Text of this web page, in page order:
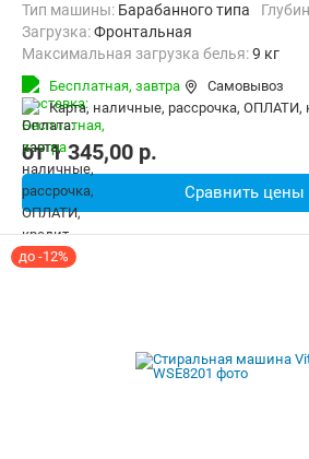
Тип машины: Барабанного типа
загрузка:Фронтальная
Максимальная загрузка белья:9 кг
Количество программ:
Сушка:Есть Материал бака:
Дополнительные функции:
Безопасность:Защита от детей,
Ширина:59.5 см
Бесплатная, завтра
Самовывоз
карта, наличные, рассрочка, ОПЛАТИ,
от1 345,00 p.
Сравнить цены
до -12%